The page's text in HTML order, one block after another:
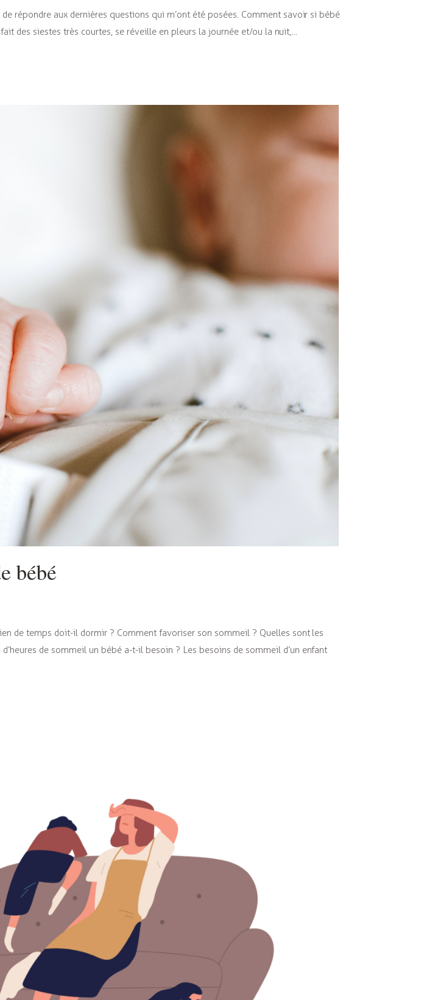
répondre aux dernières questions qui m’ont été posées. Comment savoir si bébé
des siestes très courtes, se réveille en pleurs la journée et/ou la nuit,…
bébé
de temps doit-il dormir ? Comment favoriser son sommeil ? Quelles sont les
de sommeil un bébé a-t-il besoin ? Les besoins de sommeil d’un enfant